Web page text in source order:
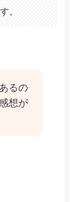
。
るの
想が